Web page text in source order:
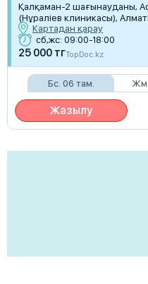
Қалқаман-2 шағынауданы,
(Нұраліев клиникасы),
Картадан қарау
сб,жс: 09:00-18:00
25 000 тгTopDoc.kz
Бс. 06 там. Жм.
Жазылу